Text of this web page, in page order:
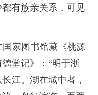
有族亲关系，可见
家图书馆藏《桃源
堂记》：“明于浙
江。湖在城中者，